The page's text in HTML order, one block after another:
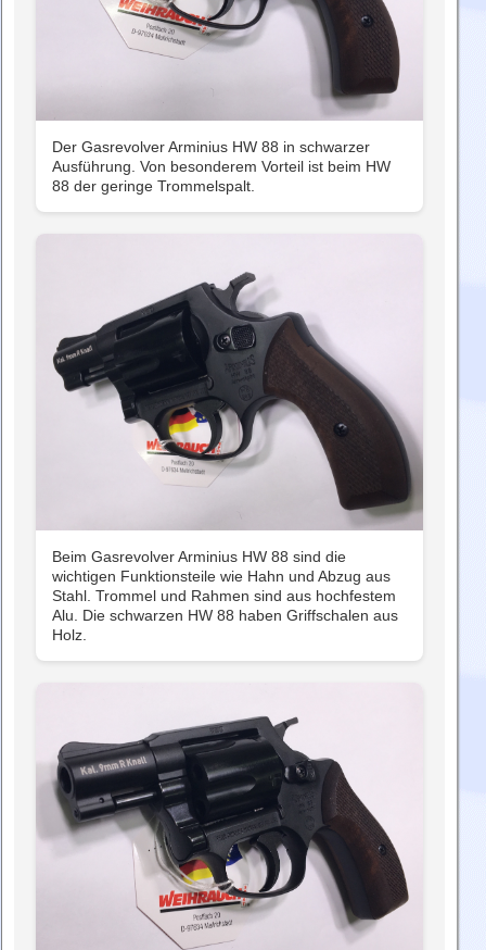
Der Gasrevolver Arminius HW 88 in schwarzer
Ausführung. Von besonderem Vorteil ist beim HW
88 der geringe Trommelspalt.
Beim Gasrevolver Arminius HW 88 sind die
wichtigen Funktionsteile wie Hahn und Abzug aus
Stahl. Trommel und Rahmen sind aus hochfestem
Alu. Die schwarzen HW 88 haben Griffschalen aus
Holz.